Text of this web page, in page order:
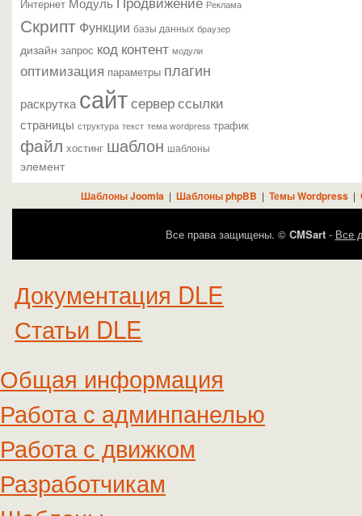
Интернет Реклама
Скрипт Функции базы данных браузер
дизайн запрос код контент модули
оптимизация параметры плагин
раскрутка сайтсерверссылки
страницы структура текст тема wordpress трафик
файл хостинг шаблон шаблоны
элемент
Шаблоны Joomla | Шаблоны phpBB | Темы Wordpress|
Все права защищены. © CMSart- Все
Документация DLE
Статьи DLE
Общая информация
Работа с админпанелью
Работа с движком
Разработчикам